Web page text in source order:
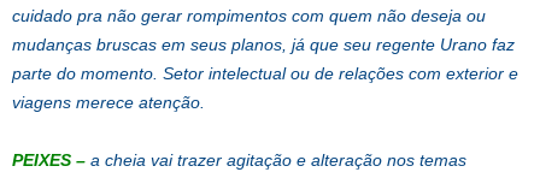
cuidado pra não gerar rompimentos com quem não deseja ou
mudanças bruscas em seus planos, já que seu regente Urano faz
parte do momento. Setor intelectual ou de relações com exterior e
viagens merece atenção.
PEIXES – a cheia vai trazer agitação e alteração nos temas